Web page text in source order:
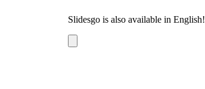
Slidesgo is also available in English!